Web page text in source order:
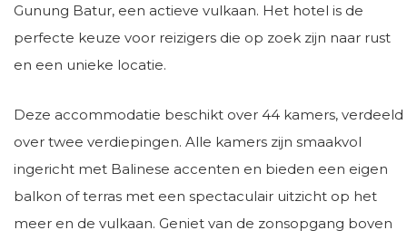
Gunung Batur, een actieve vulkaan. Het hotel is de
perfecte keuze voor reizigers die op zoek zijn naar rust
en een unieke locatie.
Deze accommodatie beschikt over 44 kamers, verdeeld
over twee verdiepingen. Alle kamers zijn smaakvol
ingericht met Balinese accenten en bieden een eigen
balkon of terras met een spectaculair uitzicht op het
meer en de vulkaan. Geniet van de zonsopgang boven